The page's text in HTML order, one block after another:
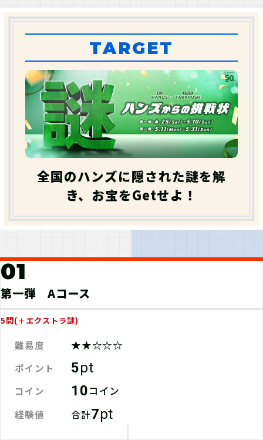
07第一弾・第二弾を両方クリ
アすると、新たな謎に挑戦
できる?!
第一弾・第二弾と特典のポストカード
が異なり、2枚集めるとエクストラ謎
に！
てごたえ 5ストーリー 5ボリューム 3
レビューを全て見る
HANDS×takarush ハンズからの挑戦
状（第一弾 Bコース）
総合評価平均
3.2(10件)
4
30%
3
1
てごたえ
2.6 (8件) 2.5
gabeji
RANK：A / Lv.95
TARGET
全国のハンズに隠された謎を解
き、お宝をGetせよ！
01
第一弾 Aコース
5問(＋エクストラ謎)
難易度 ★★☆☆☆
ポイント 5pt
コイン 10コイン
経験値 合計7pt